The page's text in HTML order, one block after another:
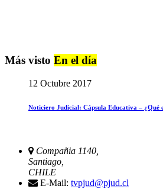
Más visto En el día
12 Octubre 2017
Noticiero Judicial: Cápsula Educativa – ¿Qué
Compañia 1140,
Santiago,
CHILE
E-Mail: tvpjud@pjud.cl